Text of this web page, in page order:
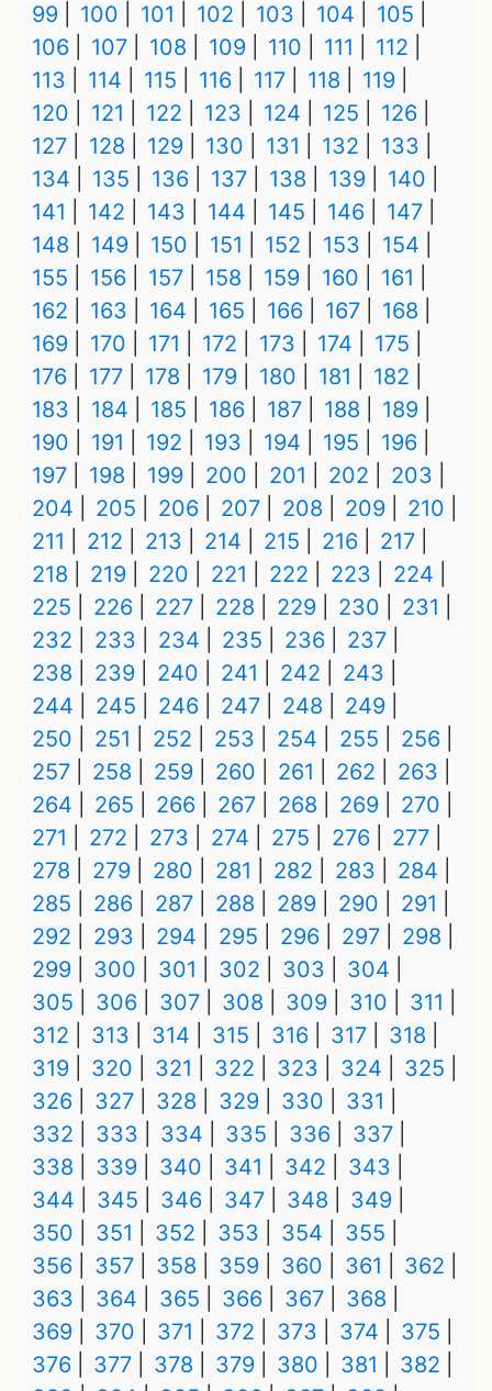
99
100 101 102 103 104
105
106
107 108 109 110 111
112
113
114 115 116 117 118
119
120
121 122 123 124 125
126
127
128 129 130 131 132
133
134
135 136 137 138 139
140
141
142 143 144 145 146
147
148
149 150 151 152 153
154
155
156 157 158 159 160
161
162
163 164 165 166 167
168
169
170 171 172 173 174
175
176
177 178 179 180 181
182
183
184 185 186 187 188
189
190
191 192 193 194 195
196
197
198 199 200 201 202
203
204
205 206 207 208 209
210
211
212 213 214 215 216
217
218
219 220 221 222 223
224
225
226 227 228 229 230
231
232
233 234 235 236
237
238
239 240 241 242
243
244
245 246 247 248
249
250
251 252 253 254 255
256
257
258 259 260 261 262
263
264
265 266 267 268 269
270
271
272 273 274 275 276
277
278
279 280 281 282 283
284
285
286 287 288 289 290
291
292
293 294 295 296 297
298
299
300 301 302 303
304
305
306 307 308 309 310
311
312
313 314 315 316 317
318
319
320 321 322 323 324
325
326
327 328 329 330
331
332
333 334 335 336
337
338
339 340 341 342
343
344
345 346 347 348
349
350
351 352 353 354
355
356
357 358 359 360 361
362
363
364 365 366 367
368
369
370 371 372 373 374
375
376
377 378 379 380 381
382